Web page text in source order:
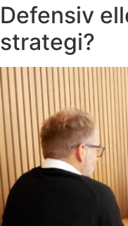
Defensiv
strategi?